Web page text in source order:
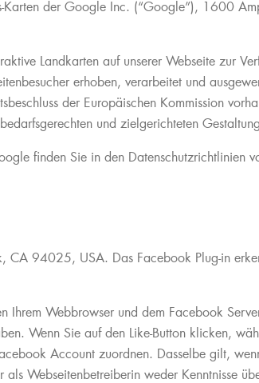
der Google Inc. (“Google”), 1600
Landkarten auf unserer Webseite zur
erhoben, verarbeitet und
der Europäischen Kommission
und zielgerichteten
finden Sie in den Datenschutzrichtlinien
94025, USA. Das Facebook Plug-in
Ihrem Webbrowser und dem Facebook
Wenn Sie auf den Like-Button klicken,
Account zuordnen. Dasselbe gilt,
Webseitenbetreiberin weder Kenntnisse